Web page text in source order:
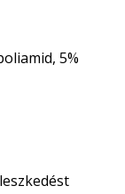
5%